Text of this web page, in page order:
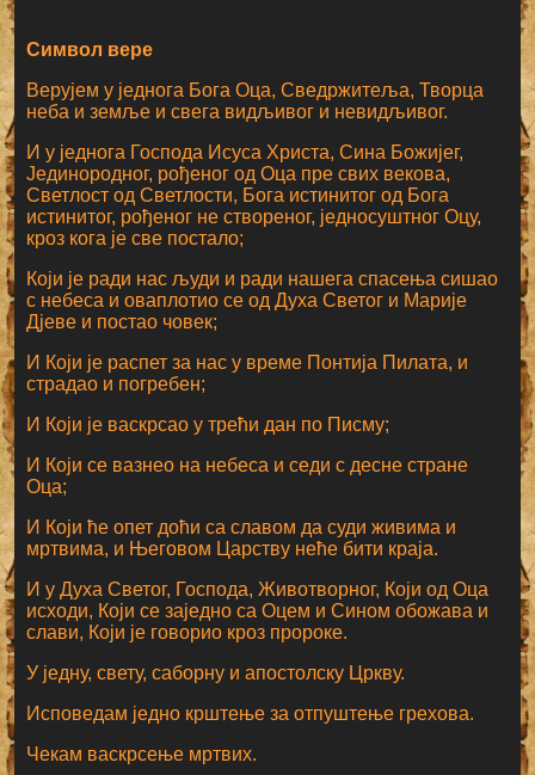
Символ вере
Верујем у једнога Бога Оца, Сведржитеља, Творца
неба и земље и свега видљивог и невидљивог.
И у једнога Господа Исуса Христа, Сина Божијег,
Јединородног, рођеног од Оца пре свих векова,
Светлост од Светлости, Бога истинитог од Бога
истинитог, рођеног не створеног, једносуштног Оцу,
кроз кога је све постало;
Који је ради нас људи и ради нашега спасења сишао
с небеса и оваплотио се од Духа Светог и Марије
Дјеве и постао човек;
И Који је распет за нас у време Понтија Пилата, и
страдао и погребен;
И Који је васкрсао у трећи дан по Писму;
И Који се вазнео на небеса и седи с десне стране
Оца;
И Који ће опет доћи са славом да суди живима и
мртвима, и Његовом Царству неће бити краја.
И у Духа Светог, Господа, Животворног, Који од Оца
исходи, Који се заједно са Оцем и Сином обожава и
слави, Који је говорио кроз пророке.
У једну, свету, саборну и апостолску Цркву.
Исповедам једно крштење за отпуштење грехова.
Чекам васкрсење мртвих.